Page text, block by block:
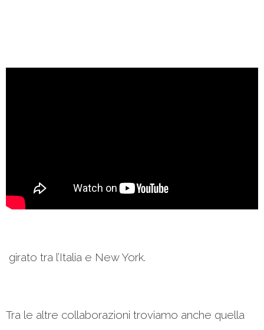
girato tra l’Italia e New York.
Tra le altre collaborazioni troviamo anche quella